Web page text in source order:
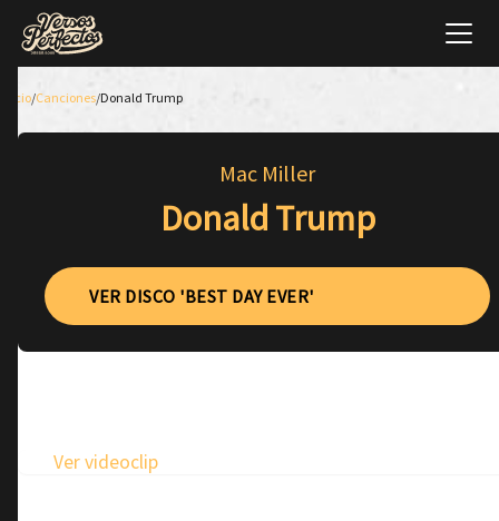
Inicio/Canciones/Donald Trump
Mac Miller
Donald Trump
VER DISCO 'BEST DAY EVER'
Ver videoclip